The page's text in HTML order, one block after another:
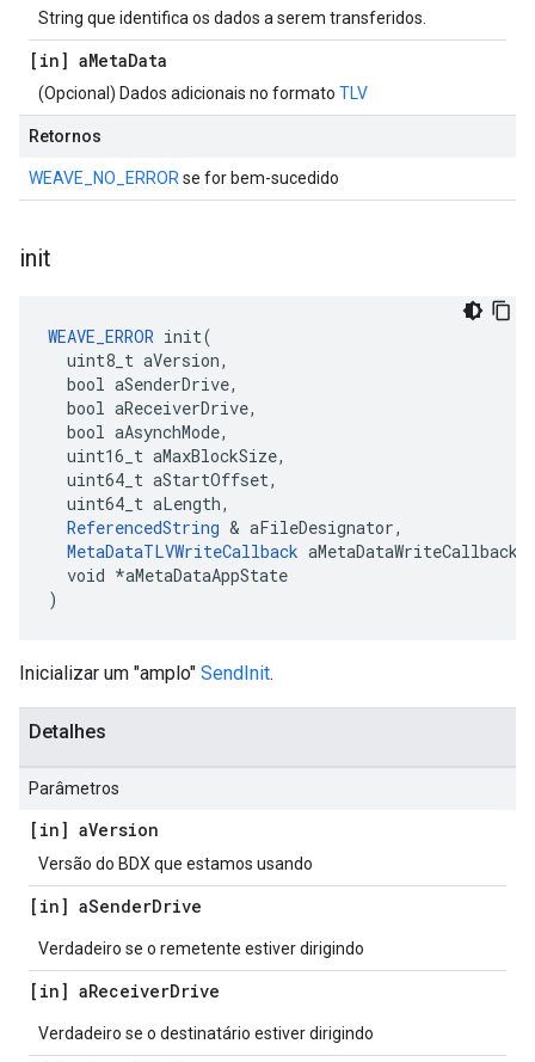
String que identifica os dados a serem transferidos.
[in] aMetaData
(Opcional) Dados adicionais no formato TLV
Retornos
WEAVE_NO_ERROR se for bem-sucedido
init
WEAVE_ERROR init(
  uint8_t aVersion,
  bool aSenderDrive,
  bool aReceiverDrive,
  bool aAsynchMode,
  uint16_t aMaxBlockSize,
  uint64_t aStartOffset,
  uint64_t aLength,
ReferencedString & aFileDesignator,
MetaDataTLVWriteCallback aMetaDataWriteCallback,
  void *aMetaDataAppState
)
Inicializar um "amplo" SendInit.
Detalhes
Parâmetros
[in] aVersion
Versão do BDX que estamos usando
[in] aSenderDrive
Verdadeiro se o remetente estiver dirigindo
[in] aReceiverDrive
Verdadeiro se o destinatário estiver dirigindo